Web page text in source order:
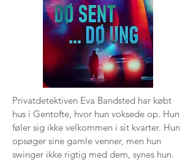
Privatdetektiven Eva Bandsted har købt
hus i Gentofte, hvor hun voksede op. Hun
føler sig ikke velkommen i sit kvarter. Hun
opsøger sine gamle venner, men hun
swinger ikke rigtig med dem, synes hun.